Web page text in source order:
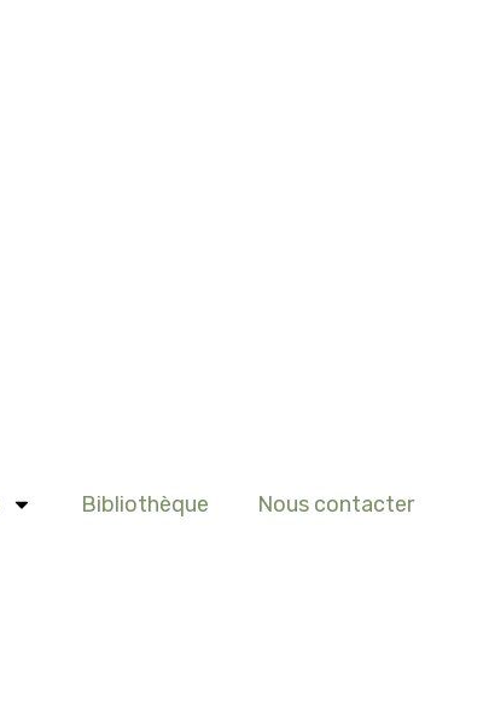
Bibliothèque Nous contacter